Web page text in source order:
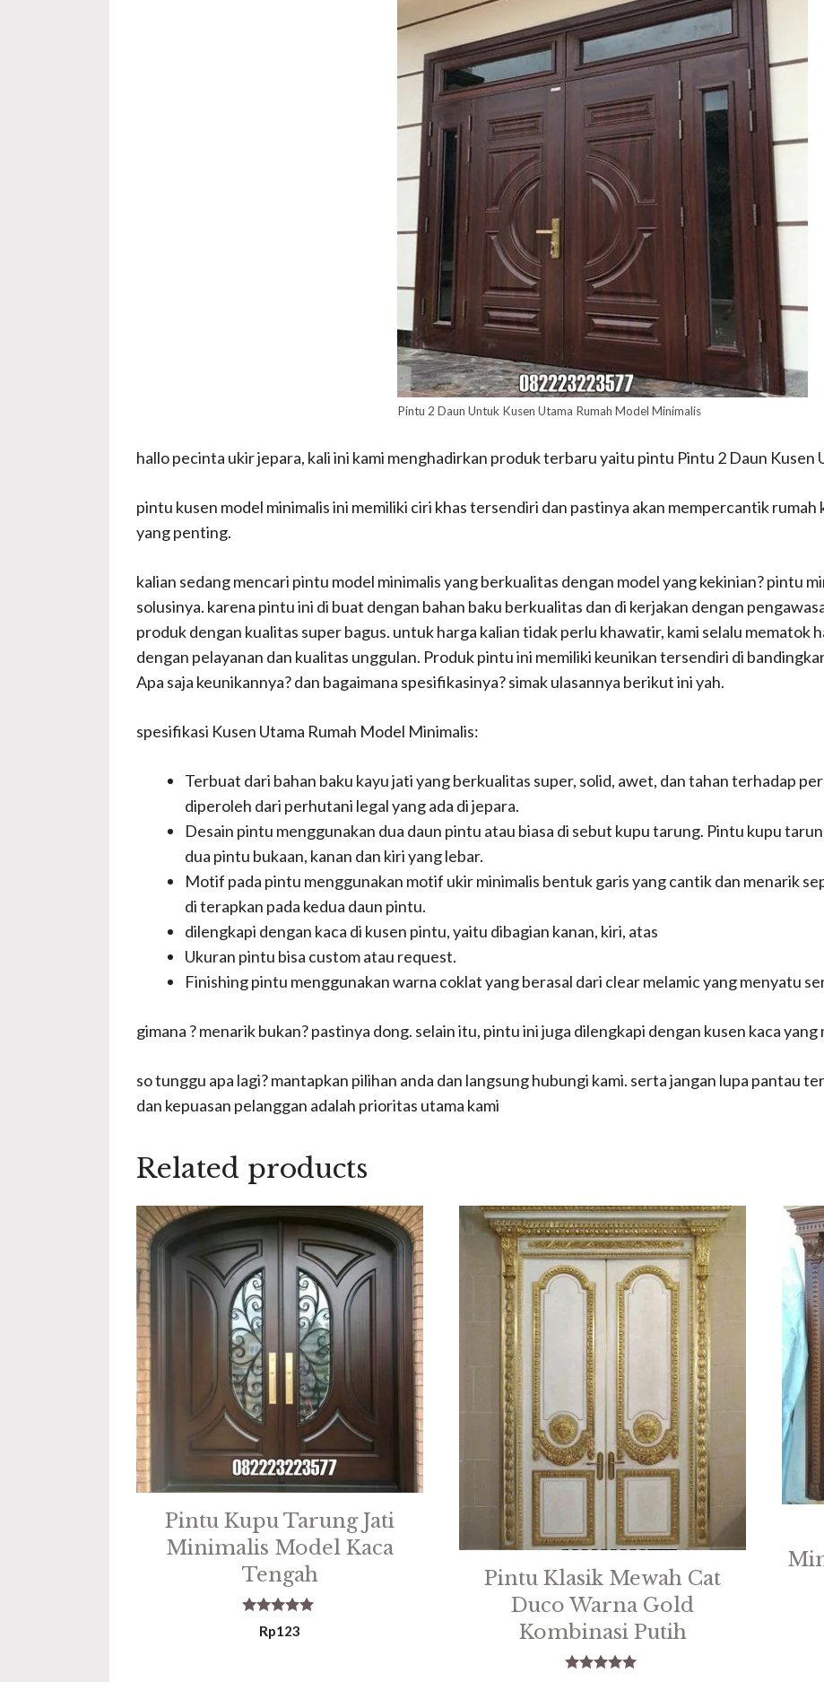
Pintu 2 Daun Untuk Kusen Utama Rumah Model Minimalis
hallo pecinta ukir jepara, kali ini kami menghadirkan produk terbaru yaitu pintu Pintu 2 Daun Kusen
pintu kusen model minimalis ini memiliki ciri khas tersendiri dan pastinya akan mempercantik rumah
yang penting.
kalian sedang mencari pintu model minimalis yang berkualitas dengan model yang kekinian? pintu
solusinya. karena pintu ini di buat dengan bahan baku berkualitas dan di kerjakan dengan
produk dengan kualitas super bagus. untuk harga kalian tidak perlu khawatir, kami selalu mematok
dengan pelayanan dan kualitas unggulan. Produk pintu ini memiliki keunikan tersendiri di
Apa saja keunikannya? dan bagaimana spesifikasinya? simak ulasannya berikut ini yah.
spesifikasi Kusen Utama Rumah Model Minimalis:
Terbuat dari bahan baku kayu jati yang berkualitas super, solid, awet, dan tahan terhadap
diperoleh dari perhutani legal yang ada di jepara.
Desain pintu menggunakan dua daun pintu atau biasa di sebut kupu tarung. Pintu kupu
dua pintu bukaan, kanan dan kiri yang lebar.
Motif pada pintu menggunakan motif ukir minimalis bentuk garis yang cantik dan menarik
di terapkan pada kedua daun pintu.
dilengkapi dengan kaca di kusen pintu, yaitu dibagian kanan, kiri, atas
Ukuran pintu bisa custom atau request.
Finishing pintu menggunakan warna coklat yang berasal dari clear melamic yang menyatu
gimana ? menarik bukan? pastinya dong. selain itu, pintu ini juga dilengkapi dengan kusen kaca
so tunggu apa lagi? mantapkan pilihan anda dan langsung hubungi kami. serta jangan lupa pantau
dan kepuasan pelanggan adalah prioritas utama kami
Related products
Pintu Kupu Tarung Jati
Minimalis Model Kaca
Tengah
5.00
out of 5
Rp123
Pintu Klasik Mewah Cat
Duco Warna Gold
Kombinasi Putih